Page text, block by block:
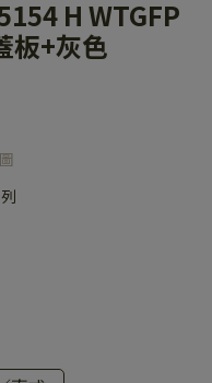
H WTGFP
板+灰色